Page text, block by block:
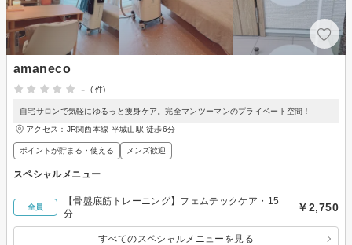
amaneco
-
(-件)
自宅サロンで気軽にゆるっと痩身ケア。完全マンツーマンのプライベート空間！
アクセス：JR関西本線 平城山駅 徒歩6分
ポイントが貯まる・使える メンズ歓迎
スペシャルメニュー
全員
【骨盤底筋トレーニング】フェムテックケア・15
分
￥2,750
すべてのスペシャルメニューを見る